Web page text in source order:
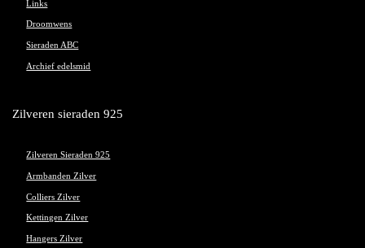
Links
Droomwens
Sieraden ABC
Archief edelsmid
Zilveren sieraden 925
Zilveren Sieraden 925
Armbanden Zilver
Colliers Zilver
Kettingen Zilver
Hangers Zilver